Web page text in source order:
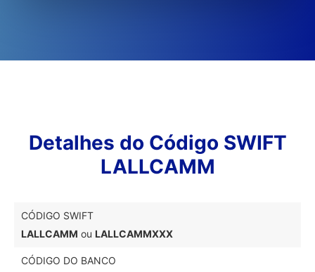
Detalhes do Código SWIFT
LALLCAMM
CÓDIGO SWIFT
LALLCAMM ou LALLCAMMXXX
CÓDIGO DO BANCO